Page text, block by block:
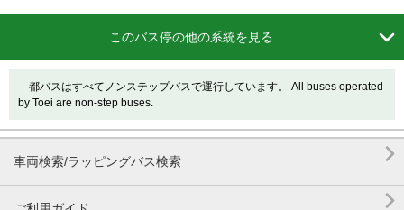
このバス停の他の系統を見る 
都バスはすべてノンステップバスで運行しています。 All buses operated
by Toei are non-step buses.
車両検索/ラッピングバス検索 
